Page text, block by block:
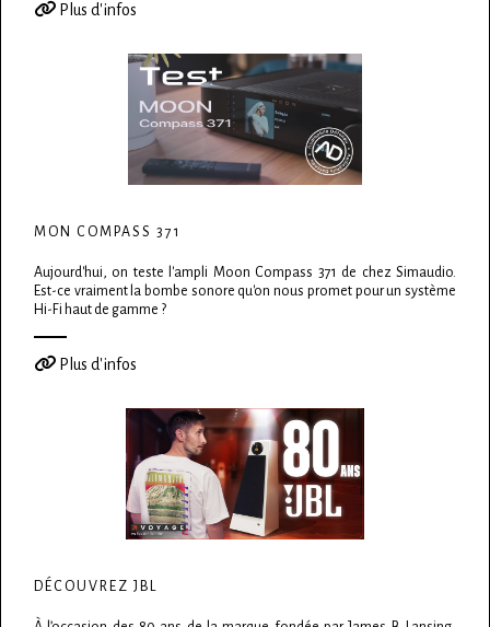
Plus d'infos
MON COMPASS 371
Aujourd'hui, on teste l'ampli Moon Compass 371 de chez Simaudio.
Est-ce vraiment la bombe sonore qu'on nous promet pour un système
Hi-Fi haut de gamme ?
Plus d'infos
DÉCOUVREZ JBL